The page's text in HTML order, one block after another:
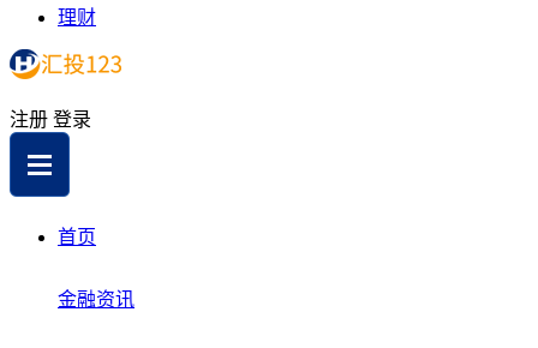
理财
注册 登录
首页
金融资讯